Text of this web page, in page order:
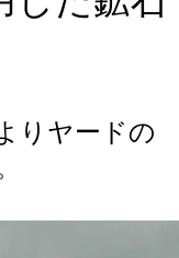
りヤードの